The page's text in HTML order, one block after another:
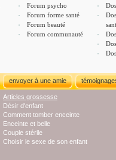
Forum psycho
Forum forme santé
Forum beauté
Forum communauté
envoyer à une amie
Articles grossesse
Désir d'enfant
Comment tomber enceinte
Enceinte et belle
Couple stérile
Choisir le sexe de son enfant